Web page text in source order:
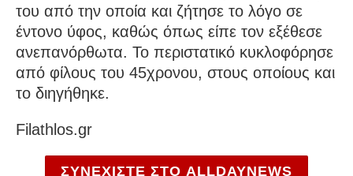
του από την οποία και ζήτησε το λόγο σε
έντονο ύφος, καθώς όπως είπε τον εξέθεσε
ανεπανόρθωτα. Το περιστατικό κυκλοφόρησε
από φίλους του 45χρονου, στους οποίους και
το διηγήθηκε.
Filathlos.gr
ΣΥΝΕΧΙΣΤΕ ΣΤΟ ALLDAYNEWS